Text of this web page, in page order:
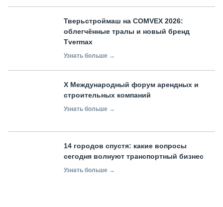
Тверьстроймаш на COMVEX 2026:
облегчённые тралы и новый бренд
Tvermax
Узнать больше →
X Международный форум арендных и
строительных компаний
Узнать больше →
14 городов спустя: какие вопросы
сегодня волнуют транспортный бизнес
Узнать больше →